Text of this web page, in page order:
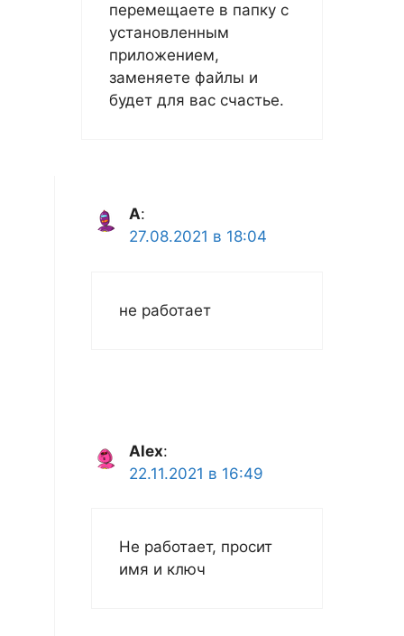
перемещаете в папку с
установленным
приложением,
заменяете файлы и
будет для вас счастье.
A:
27.08.2021 в 18:04
не работает
Alex:
22.11.2021 в 16:49
Не работает, просит
имя и ключ